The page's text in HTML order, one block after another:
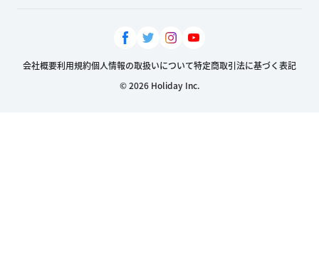
会社概要利用規約個人情報の取扱いについて特定商取引法に基づく表記
© 2026 Holiday Inc.